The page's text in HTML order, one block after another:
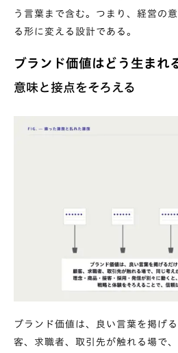
う言葉まで含む。つまり、経営の
る形に変える設計である。
ブランド価値はどう生まれ
意味と接点をそろえる
ブランド価値は、良い言葉を掲げ
客、求職者、取引先が触れる場で